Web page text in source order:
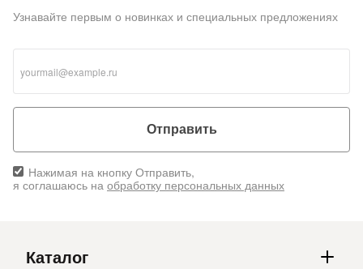
Узнавайте первым о новинках и специальных предложениях
Отправить
Нажимая на кнопку Отправить,
я соглашаюсь на обработку персональных данных
Каталог